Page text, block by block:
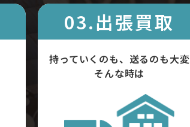
03.出張買取
持っていくのも、送るのも大変
そんな時は